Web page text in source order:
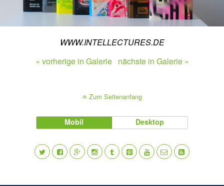
WWW.INTELLECTURES.DE
« vorherige in Galerie nächste in Galerie »
Zum Seitenanfang
Mobil Desktop